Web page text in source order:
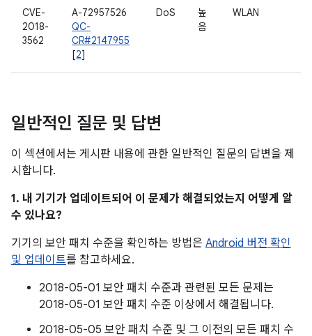
CVE-
2018-
3562
A-72957526
QC-
CR#2147955
[2]
DoS
높
음
WLAN
일반적인 질문 및 답변
이 섹션에서는 게시판 내용에 관한 일반적인 질문의 답변을 제
시합니다.
1. 내 기기가 업데이트되어 이 문제가 해결되었는지 어떻게 알
수 있나요?
기기의 보안 패치 수준을 확인하는 방법은 Android 버전 확인
및 업데이트를 참고하세요.
2018-05-01 보안 패치 수준과 관련된 모든 문제는
2018-05-01 보안 패치 수준 이상에서 해결됩니다.
2018-05-05 보안 패치 수준 및 그 이전의 모든 패치 수